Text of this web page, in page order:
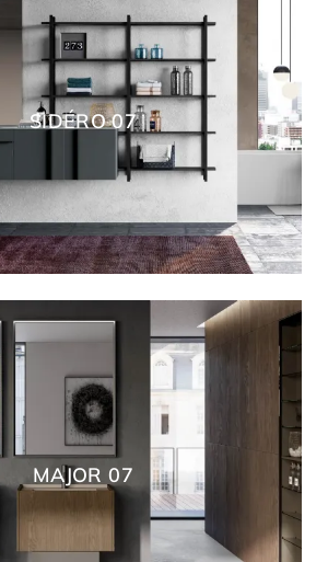
SIDÉRO 07
MAJOR 07